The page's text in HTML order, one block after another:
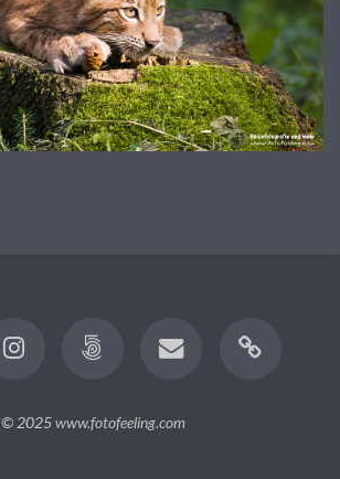
© 2025www.fotofeeling.com